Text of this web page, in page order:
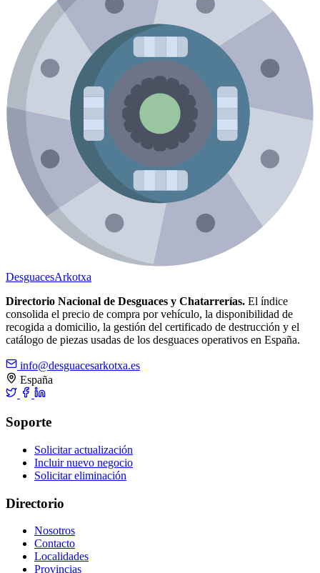
DesguacesArkotxa
Directorio Nacional de Desguaces y Chatarrerías. El índice
consolida el precio de compra por vehículo, la disponibilidad de
recogida a domicilio, la gestión del certificado de destrucción y el
catálogo de piezas usadas de los desguaces operativos en España.
info@desguacesarkotxa.es
España
Soporte
Solicitar actualización
Incluir nuevo negocio
Solicitar eliminación
Directorio
Nosotros
Contacto
Localidades
Provincias